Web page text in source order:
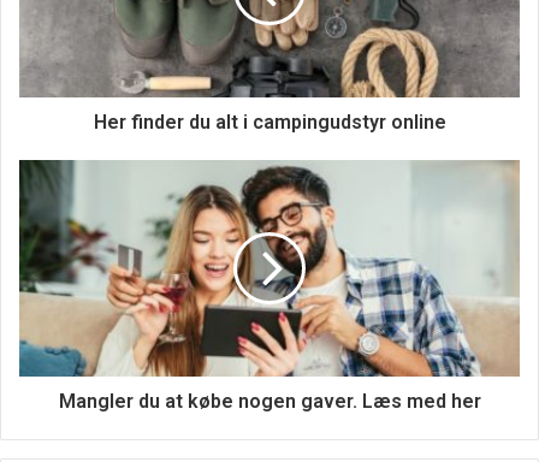
madraslag, som gør det muligt at sove fantastisk. Når du
ligger på dem, får din kroppe masser af støtte, og det har
selvfølgelig en stor betydning for din søvn. Det skal helst
med en kontinentalseng. Ingen tvivl om det.
Her finder du alt i campingudstyr online
Mangler du at købe nogen gaver. Læs med her